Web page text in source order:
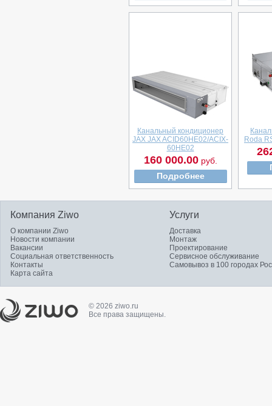
Канальный кондиционер
JAX JAX ACID60HE02/ACIX-
60HE02
160 000.00руб.
Подробнее
Roda
Компания Ziwo
О компании Ziwo
Новости компании
Вакансии
Социальная ответственность
Контакты
Карта сайта
Услуги
Доставка
Монтаж
Проектирование
Сервисное обслуживание
Самовывоз в 100 городах
© 2026 ziwo.ru
Все права защищены.